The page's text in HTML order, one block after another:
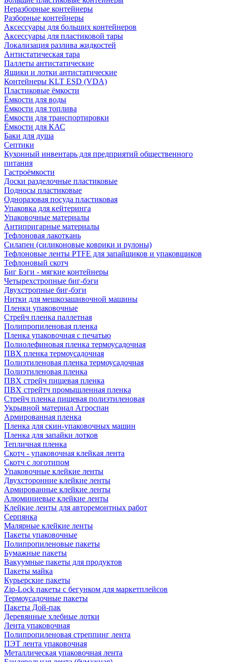
Неразборные контейнеры
Разборные контейнеры
Аксессуары для больших контейнеров
Аксессуары для пластиковой тары
Локализация разлива жидкостей
Антистатическая тара
Паллеты антистатические
Ящики и лотки антистатические
Контейнеры KLT ESD (VDA)
Пластиковые ёмкости
Ёмкости для воды
Ёмкости для топлива
Ёмкости для транспортировки
Ёмкости для КАС
Баки для душа
Септики
Кухонный инвентарь для предприятий общественного
питания
Гастроёмкости
Доски разделочные пластиковые
Подносы пластиковые
Одноразовая посуда пластиковая
Упаковка для кейтеринга
Упаковочные материалы
Антипригарные материалы
Тефлоновая лакоткань
Силапен (силиконовые коврики и рулоны)
Тефлоновые ленты PTFE для запайщиков и упаковщиков
Тефлоновый скотч
Биг Бэги - мягкие контейнеры
Четырехстропные биг-бэги
Двухстропные биг-бэги
Нитки для мешкозашивочной машины
Пленки упаковочные
Стрейч пленка паллетная
Полипропиленовая пленка
Пленка упаковочная с печатью
Полиолефиновая пленка термоусадочная
ПВХ пленка термоусадочная
Полиэтиленовая пленка термоусадочная
Полиэтиленовая пленка
ПВХ стрейч пищевая пленка
ПВХ стрейтч промышленная пленка
Стрейч пленка пищевая полиэтиленовая
Укрывной материал Агроспан
Армированная пленка
Пленка для скин-упаковочных машин
Пленка для запайки лотков
Тепличная пленка
Скотч - упаковочная клейкая лента
Скотч с логотипом
Упаковочные клейкие ленты
Двухсторонние клейкие ленты
Армированные клейкие ленты
Алюминиевые клейкие ленты
Клейкие ленты для авторемонтных работ
Серпянка
Малярные клейкие ленты
Пакеты упаковочные
Полипропиленовые пакеты
Бумажные пакеты
Вакуумные пакеты для продуктов
Пакеты майка
Курьерские пакеты
Zip-Lock пакеты с бегунком для маркетплейсов
Термоусадочные пакеты
Пакеты Дой-пак
Деревянные хлебные лотки
Лента упаковочная
Полипропиленовая стреппинг лента
ПЭТ лента упаковочная
Металлическая упаковочная лента